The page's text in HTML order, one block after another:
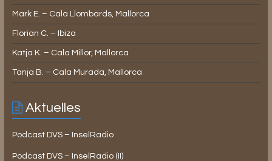
Mark E. – Cala Llombards, Mallorca
Florian C. – Ibiza
Katja K. – Cala Millor, Mallorca
Tanja B. – Cala Murada, Mallorca
Aktuelles
Podcast DVS – InselRadio
Podcast DVS – InselRadio (II)